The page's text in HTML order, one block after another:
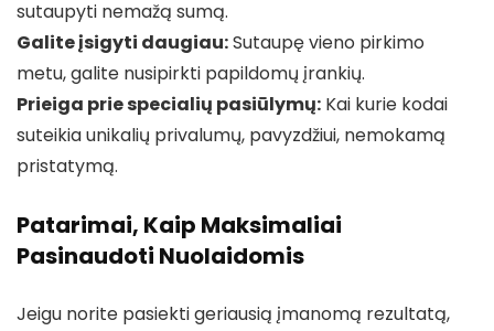
sutaupyti nemažą sumą.
Galite įsigyti daugiau:Sutaupę vieno pirkimo
metu, galite nusipirkti papildomų įrankių.
Prieiga prie specialių pasiūlymų: Kai kurie kodai
suteikia unikalių privalumų, pavyzdžiui, nemokamą
pristatymą.
Patarimai, Kaip Maksimaliai
Pasinaudoti Nuolaidomis
Jeigu norite pasiekti geriausią įmanomą rezultatą,